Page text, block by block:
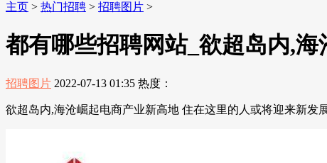
主页 > 热门招聘 > 招聘图片 >
都有哪些招聘网站_欲超岛内,
招聘图片 2022-07-13 01:35 热度：
欲超岛内,海沧崛起电商产业新高地 住在这里的人或将迎来新发